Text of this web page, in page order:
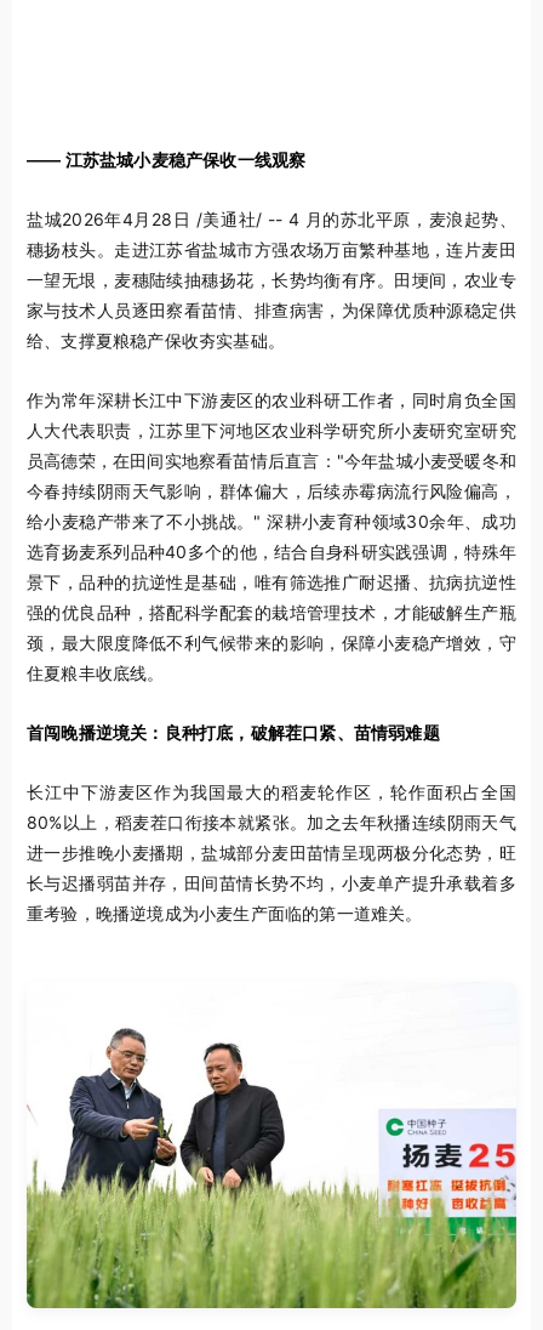
—— 江苏盐城小麦稳产保收一线观察
盐城2026年4月28日 /美通社/ -- 4 月的苏北平原，麦浪起势、
穗扬枝头。走进江苏省盐城市方强农场万亩繁种基地，连片麦田
一望无垠，麦穗陆续抽穗扬花，长势均衡有序。田埂间，农业专
家与技术人员逐田察看苗情、排查病害，为保障优质种源稳定供
给、支撑夏粮稳产保收夯实基础。
作为常年深耕长江中下游麦区的农业科研工作者，同时肩负全国
人大代表职责，江苏里下河地区农业科学研究所小麦研究室研究
员高德荣，在田间实地察看苗情后直言："今年盐城小麦受暖冬和
今春持续阴雨天气影响，群体偏大，后续赤霉病流行风险偏高，
给小麦稳产带来了不小挑战。" 深耕小麦育种领域30余年、成功
选育扬麦系列品种40多个的他，结合自身科研实践强调，特殊年
景下，品种的抗逆性是基础，唯有筛选推广耐迟播、抗病抗逆性
强的优良品种，搭配科学配套的栽培管理技术，才能破解生产瓶
颈，最大限度降低不利气候带来的影响，保障小麦稳产增效，守
住夏粮丰收底线。
首闯晚播逆境关：良种打底，破解茬口紧、苗情弱难题
长江中下游麦区作为我国最大的稻麦轮作区，轮作面积占全国
80%以上，稻麦茬口衔接本就紧张。加之去年秋播连续阴雨天气
进一步推晚小麦播期，盐城部分麦田苗情呈现两极分化态势，旺
长与迟播弱苗并存，田间苗情长势不均，小麦单产提升承载着多
重考验，晚播逆境成为小麦生产面临的第一道难关。